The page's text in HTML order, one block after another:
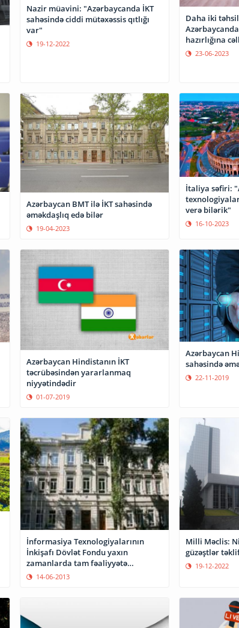
Nazir müavini: "Azərbaycanda İKT
sahəsində ciddi mütəxəssis qıtlığı
var"
19-12-2022
Daha iki
hazırlığına
23-06-2023
Azərbaycan BMT ilə İKT sahəsində
əməkdaşlıq edə bilər
19-04-2023
İtaliya səfiri:
verə bilərik"
16-10-2023
Azərbaycan Hindistanın İKT
təcrübəsindən yararlanmaq
niyyətindədir
01-07-2019
Azərbaycan
sahəsində
22-11-2019
İnformasiya Texnologiyalarının
İnkişafı Dövlət Fondu yaxın
zamanlarda tam fəaliyyətə
başlayacaq
14-06-2013
Milli Məclis:
güzəştlər
19-12-2022